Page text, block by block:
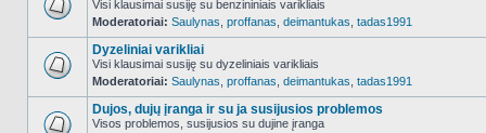
NO_UNREAD_POSTS
Visi klausimai susiję su benzininiais varikliais
Moderatoriai: Saulynas proffanas deimantukas tadas1991
NO_UNREAD_POSTS
Dyzeliniai varikliai
Visi klausimai susiję su dyzeliniais varikliais
Moderatoriai: Saulynas proffanas deimantukas tadas1991
Dujos, dujų įranga ir su ja susijusios problemos
Visos problemos, susijusios su dujine įranga